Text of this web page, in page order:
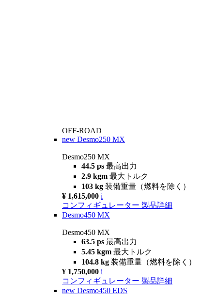
OFF-ROAD
new Desmo250 MX
Desmo250 MX
44.5 ps 最高出力
2.9 kgm 最大トルク
103 kg 装備重量（燃料を除く）
¥ 1,615,000 i
コンフィギュレーター 製品詳細
Desmo450 MX
Desmo450 MX
63.5 ps 最高出力
5.45 kgm 最大トルク
104.8 kg 装備重量（燃料を除く）
¥ 1,750,000 i
コンフィギュレーター 製品詳細
new Desmo450 EDS